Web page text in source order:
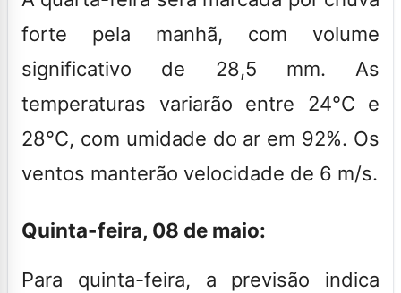
forte pela manhã, com volume
significativo de 28,5 mm. As
temperaturas variarão entre 24°C e
28°C, com umidade do ar em 92%. Os
ventos manterão velocidade de 6 m/s.
Quinta-feira, 08 de maio:
Para quinta-feira, a previsão indica